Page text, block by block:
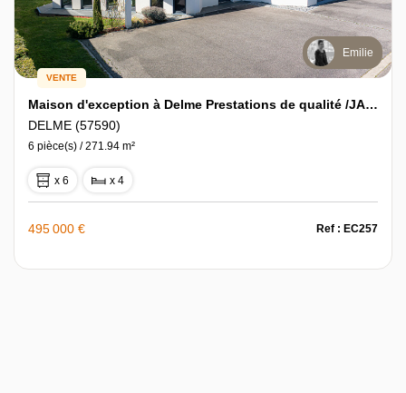
Emilie
VENTE
Maison d'exception à Delme Prestations de qualité /JARDIN/GARAGE
DELME (57590)
6 pièce(s) / 271.94 m²
x 6 x 4
495 000 € Ref : EC257